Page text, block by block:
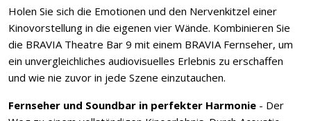
Holen Sie sich die Emotionen und den Nervenkitzel einer
Kinovorstellung in die eigenen vier Wände. Kombinieren Sie
die BRAVIA Theatre Bar 9 mit einem BRAVIA Fernseher, um
ein unvergleichliches audiovisuelles Erlebnis zu erschaffen
und wie nie zuvor in jede Szene einzutauchen.
Fernseher und Soundbar in perfekter Harmonie - Der